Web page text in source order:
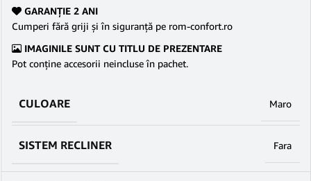
GARANŢIE 2 ANI
Cumperi fără griji şi în siguranţă pe rom-confort.ro
IMAGINILE SUNT CU TITLU DE PREZENTARE
Pot conține accesorii neincluse în pachet.
CULOARE Maro
SISTEM RECLINER Fara